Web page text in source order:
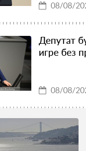
08/08/
Депутат
игре без
08/08/